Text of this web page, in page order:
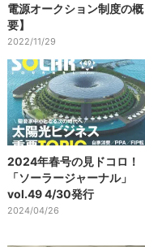
電源オークション制度の概
要】
2022/11/29
2024年春号の見ドコロ！
「ソーラージャーナル」
vol.49 4/30発行
2024/04/26